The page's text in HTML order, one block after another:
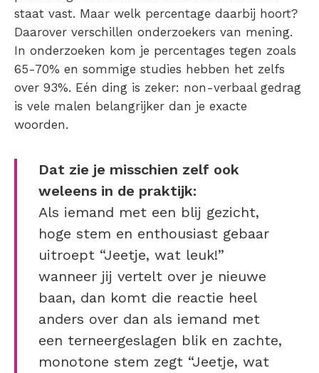
staat vast. Maar welk percentage daarbij hoort?
Daarover verschillen onderzoekers van mening.
In onderzoeken kom je percentages tegen zoals
65-70% en sommige studies hebben het zelfs
over 93%. Eén ding is zeker: non-verbaal gedrag
is vele malen belangrijker dan je exacte
woorden.
Dat zie je misschien zelf ook
weleens in de praktijk:
Als iemand met een blij gezicht,
hoge stem en enthousiast gebaar
uitroept “Jeetje, wat leuk!”
wanneer jij vertelt over je nieuwe
baan, dan komt die reactie heel
anders over dan als iemand met
een terneergeslagen blik en zachte,
monotone stem zegt “Jeetje, wat